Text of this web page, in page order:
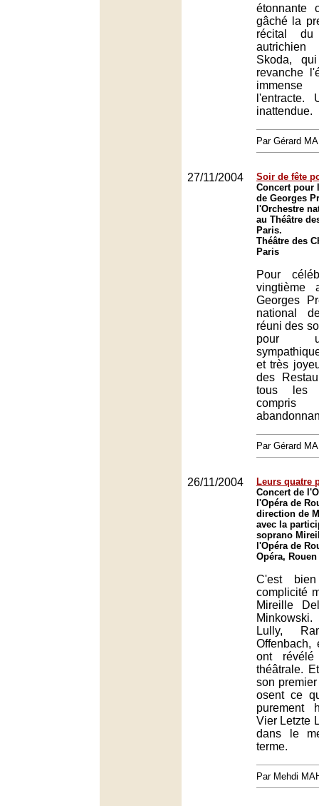
étonnante
gâché la
récital du
Skoda,
revanche
l'entracte.
inattendue.
Par Gérard
27/11/2004
Soir de fête
Concert pour
de Georges
l'Orchestre
au Théâtre
Paris.
Théâtre des
Paris
Pour
vingtième
Georges
national
réuni des
pour
et très
des
tous les
Par Gérard
26/11/2004
Leurs quatre
Concert de
l'Opéra de
direction de
avec la
soprano
l'Opéra de
Opéra, Rouen
C'est
complicité
Mireille
Lully,
Offenbach,
ont
théâtrale.
son
osent ce
purement
Vier Letzte
dans le
terme.
Par Mehdi